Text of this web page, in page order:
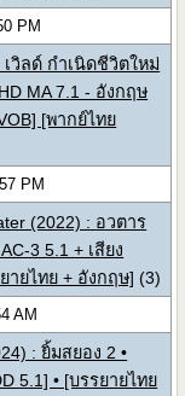
PM
เวิลด์ กำเนิดชีวิตใหม่
MA 7.1 - อังกฤษ
[พากย์ไทย
PM
(2022) : อวตาร
3 5.1 + เสียง
ายไทย + อังกฤษ] (3)
AM
: ยิ้มสยอง 2 •
5.1] • [บรรยายไทย